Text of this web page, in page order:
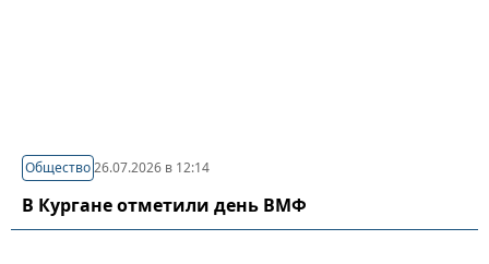
Общество26.07.2026 в 12:14
В Кургане отметили день ВМФ